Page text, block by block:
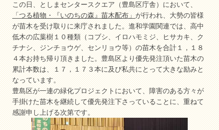
この日、としまセンタースクエア（豊島区庁舎）において、
「つる植物・『いのちの森』苗木配布」が行われ、大勢の皆様
が苗木を受け取りに来庁されました。進和学園関連では、高中
低木の広葉樹１０種類（コブシ、イロハモミジ、ヒサカキ、ク
チナシ、ジンチョウゲ、センリョウ等）の苗木を合計１，１８
４本お持ち帰り頂きました。豊島区より優先発注頂いた苗木の
累計本数は、１７，１７３本に及び私共にとって大きな励みと
なっています。
豊島区が一連の緑化プロジェクトにおいて、障害のある方々が
手掛けた苗木を継続して優先発注下さっていることに、重ねて
感謝申し上げる次第です。